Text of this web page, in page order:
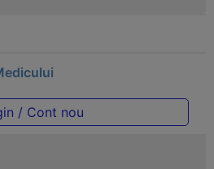
/ Cont nou